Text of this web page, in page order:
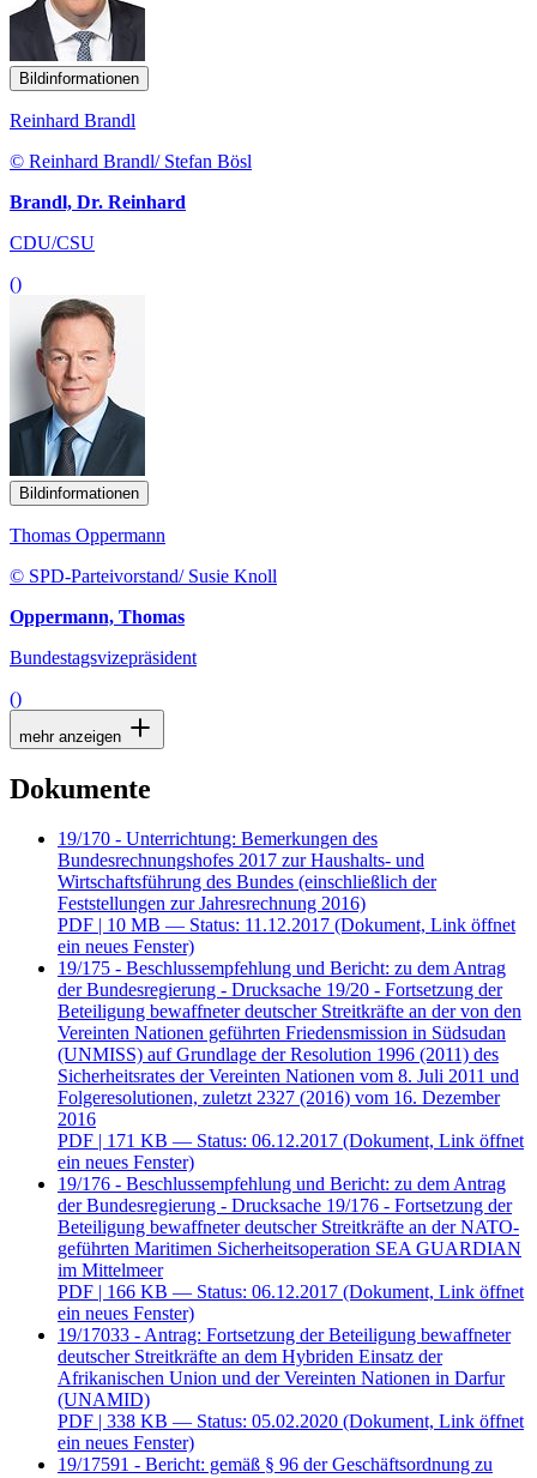
Bildinformationen
Reinhard Brandl
© Reinhard Brandl/ Stefan Bösl
Brandl, Dr. Reinhard
CDU/CSU
()
Bildinformationen
Thomas Oppermann
© SPD-Parteivorstand/ Susie Knoll
Oppermann, Thomas
Bundestagsvizepräsident
()
mehr anzeigen
Dokumente
19/170 - Unterrichtung: Bemerkungen des
Bundesrechnungshofes 2017 zur Haushalts- und
Wirtschaftsführung des Bundes (einschließlich der
Feststellungen zur Jahresrechnung 2016)
PDF | 10 MB — Status: 11.12.2017 (Dokument, Link öffnet
ein neues Fenster)
19/175 - Beschlussempfehlung und Bericht: zu dem Antrag
der Bundesregierung - Drucksache 19/20 - Fortsetzung der
Beteiligung bewaffneter deutscher Streitkräfte an der von den
Vereinten Nationen geführten Friedensmission in Südsudan
(UNMISS) auf Grundlage der Resolution 1996 (2011) des
Sicherheitsrates der Vereinten Nationen vom 8. Juli 2011 und
Folgeresolutionen, zuletzt 2327 (2016) vom 16. Dezember
2016
PDF | 171 KB — Status: 06.12.2017 (Dokument, Link öffnet
ein neues Fenster)
19/176 - Beschlussempfehlung und Bericht: zu dem Antrag
der Bundesregierung - Drucksache 19/176 - Fortsetzung der
Beteiligung bewaffneter deutscher Streitkräfte an der NATO-
geführten Maritimen Sicherheitsoperation SEA GUARDIAN
im Mittelmeer
PDF | 166 KB — Status: 06.12.2017 (Dokument, Link öffnet
ein neues Fenster)
19/17033 - Antrag: Fortsetzung der Beteiligung bewaffneter
deutscher Streitkräfte an dem Hybriden Einsatz der
Afrikanischen Union und der Vereinten Nationen in Darfur
(UNAMID)
PDF | 338 KB — Status: 05.02.2020 (Dokument, Link öffnet
ein neues Fenster)
19/17591 - Bericht: gemäß § 96 der Geschäftsordnung zu